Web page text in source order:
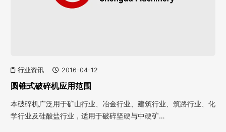
行业资讯 2016-04-12
圆锥式破碎机应用范围
本破碎机广泛用于矿山行业、冶金行业、建筑行业、筑路行业、化
学行业及硅酸盐行业，适用于破碎坚硬与中硬矿…